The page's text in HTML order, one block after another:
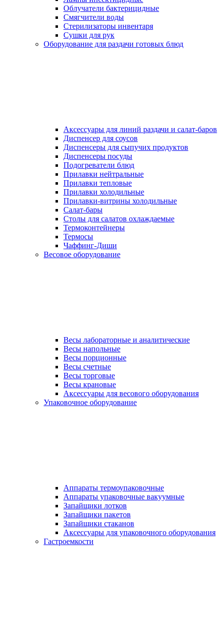
Облучатели бактерицидные
Смягчители воды
Стерилизаторы инвентаря
Сушки для рук
Оборудование для раздачи готовых блюд
Аксессуары для линий раздачи и салат-баров
Диспенсер для соусов
Диспенсеры для сыпучих продуктов
Диспенсеры посуды
Подогреватели блюд
Прилавки нейтральные
Прилавки тепловые
Прилавки холодильные
Прилавки-витрины холодильные
Салат-бары
Столы для салатов охлаждаемые
Термоконтейнеры
Термосы
Чаффинг-Диши
Весовое оборудование
Весы лабораторные и аналитические
Весы напольные
Весы порционные
Весы счетные
Весы торговые
Весы крановые
Аксессуары для весового оборудования
Упаковочное оборудование
Аппараты термоупаковочные
Аппараты упаковочные вакуумные
Запайщики лотков
Запайщики пакетов
Запайщики стаканов
Аксессуары для упаковочного оборудования
Гастроемкости